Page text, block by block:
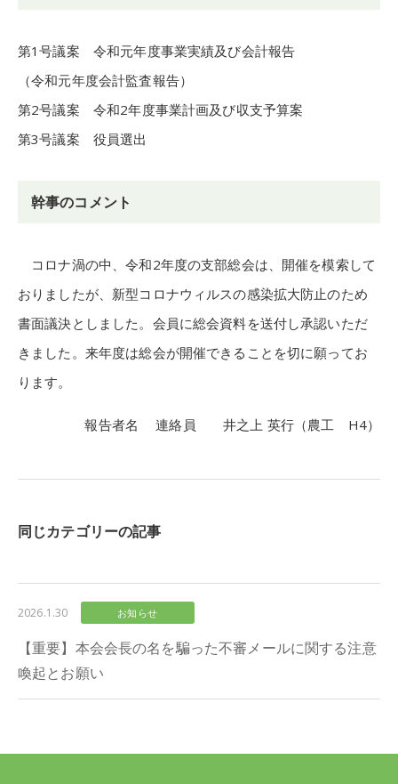
第1号議案 令和元年度事業実績及び会計報告
（令和元年度会計監査報告）
第2号議案 令和2年度事業計画及び収支予算案
第3号議案 役員選出
幹事のコメント
コロナ渦の中、令和2年度の支部総会は、開催を模索して
おりましたが、新型コロナウィルスの感染拡大防止のため
書面議決としました。会員に総会資料を送付し承認いただ
きました。来年度は総会が開催できることを切に願ってお
ります。
報告者名 連絡員 井之上 英行（農工 H4）
同じカテゴリーの記事
2026.1.30 お知らせ
【重要】本会会長の名を騙った不審メールに関する注意
喚起とお願い